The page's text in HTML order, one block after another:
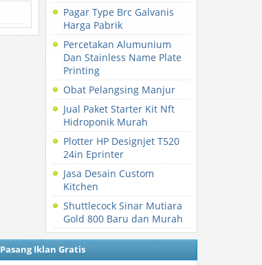
Pagar Type Brc Galvanis
Harga Pabrik
Percetakan Alumunium
Dan Stainless Name Plate
Printing
Obat Pelangsing Manjur
Jual Paket Starter Kit Nft
Hidroponik Murah
Plotter HP Designjet T520
24in Eprinter
Jasa Desain Custom
Kitchen
Shuttlecock Sinar Mutiara
Gold 800 Baru dan Murah
Pasang Iklan Gratis